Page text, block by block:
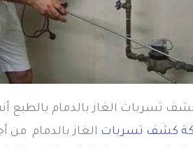
الغاز بالدمام بالطبع
كشف تسربات الغاز بالدمام